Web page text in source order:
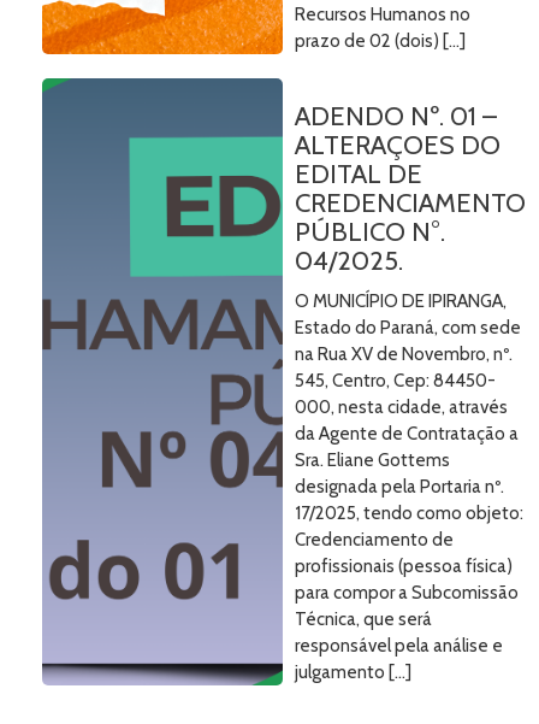
Recursos Humanos no
prazo de 02 (dois) […]
ADENDO Nº. 01 –
ALTERAÇOES DO
EDITAL DE
CREDENCIAMENTO
PÚBLICO N°.
04/2025.
O MUNICÍPIO DE IPIRANGA,
Estado do Paraná, com sede
na Rua XV de Novembro, nº.
545, Centro, Cep: 84450-
000, nesta cidade, através
da Agente de Contratação a
Sra. Eliane Gottems
designada pela Portaria nº.
17/2025, tendo como objeto:
Credenciamento de
profissionais (pessoa física)
para compor a Subcomissão
Técnica, que será
responsável pela análise e
julgamento […]